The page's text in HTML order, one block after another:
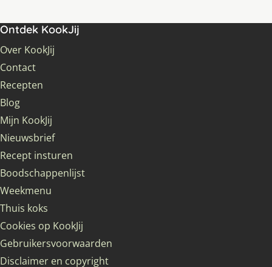
Ontdek KookJij
Over KookJij
Contact
Recepten
Blog
Mijn KookJij
Nieuwsbrief
Recept insturen
Boodschappenlijst
Weekmenu
Thuis koks
Cookies op KookJij
Gebruikersvoorwaarden
Disclaimer en copyright